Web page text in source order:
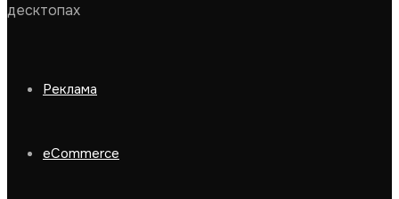
десктопах
Реклама
eCommerce